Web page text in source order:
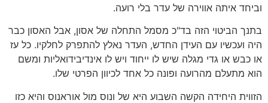
וביחד איתה אווירה של עדר בלי רועה.
בתנך הביטוי הזה בד"כ מסמל התחלה של אסון, אבל האסון כבר
היה ועכשיו עם העידן החדש, העדר נאלץ להתפרק לחלקיו. כל עז
או כבש או גדי מגלה שיש לו ייחוד ויש לו אינדיבידואליות ומשם
הוא מתעלם מהרועה ופונה כל אחד לכיוון הפרטי שלו.
הזווית היחידה הקשה השבוע היא של ונוס מול אוראנוס והיא כזו